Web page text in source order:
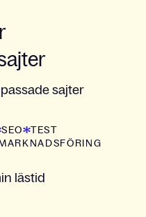
sajter
SEO
TEST
lästid